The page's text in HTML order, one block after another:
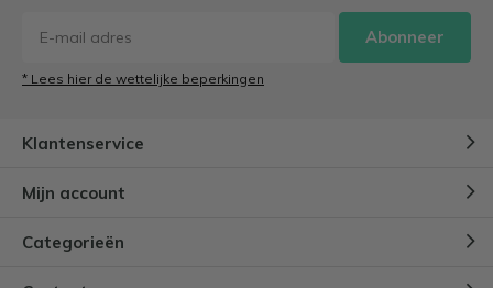
Caravan pimpen: zo geef je je
caravan een make-over!
DoorLynn
Abonneer
* Lees hier de wettelijke beperkingen
Klantenservice
Mijn account
Categorieën